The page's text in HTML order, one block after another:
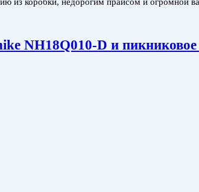
NH18Q010-D и пикниковое